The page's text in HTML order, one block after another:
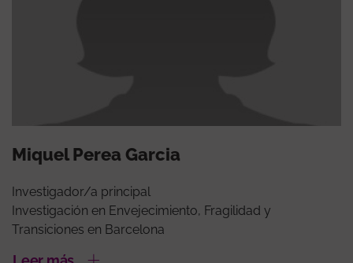
Miquel Perea Garcia
Investigador/a principal
Investigación en Envejecimiento, Fragilidad y
Transiciones en Barcelona